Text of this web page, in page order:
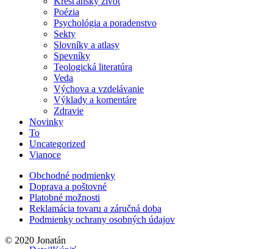
Poézia
Psychológia a poradenstvo
Sekty
Slovníky a atlasy
Spevníky
Teologická literatúra
Veda
Výchova a vzdelávanie
Výklady a komentáre
Zdravie
Novinky
To
Uncategorized
Vianoce
Obchodné podmienky
Doprava a poštovné
Platobné možnosti
Reklamácia tovaru a záručná doba
Podmienky ochrany osobných údajov
© 2020 Jonatán